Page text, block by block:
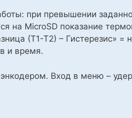
при превышении
на MicroSD показание
(Т1-Т2) – Гистерезис»
и время.
Вход в меню –